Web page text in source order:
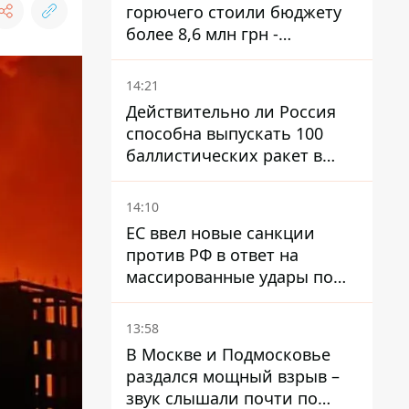
горючего стоили бюджету
более 8,6 млн грн -
предприятие возместило
убытки
14:21
Действительно ли Россия
способна выпускать 100
баллистических ракет в
месяц и что с этим делать
14:10
ЕС ввел новые санкции
против РФ в ответ на
массированные удары по
Украине - Каллас раскрыла
детали
13:58
В Москве и Подмосковье
раздался мощный взрыв –
звук слышали почти по